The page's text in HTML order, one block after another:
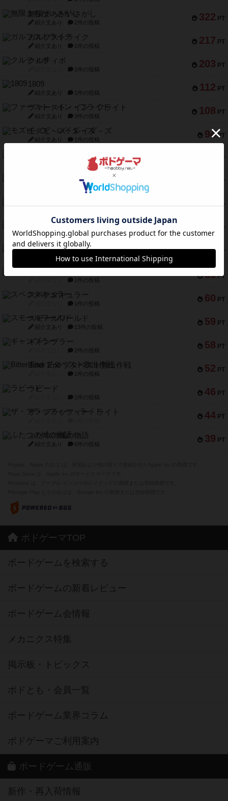
322 PT
無限まちがいさがし
紹介文あり 2件の投稿
217 PT
ガルフストライク
紹介文あり 1件の投稿
203 PT
クルティボ
1件の投稿
112 PT
1809
紹介文あり 1件の投稿
108 PT
ファースト・イン・フライト
紹介文あり 3件の投稿
94 PT
モズビ－ズ・レイダ－ズ
紹介文あり 1件の投稿
PT
2件の投稿
PT
2件の投稿
75 PT
PT
リスボン・トラム 28
紹介文あり 9件の投稿
73 PT
アマナイト
紹介文なし 1件の投稿
66 PT
1件の投稿
60 PT
スペクタキュラー
1件の投稿
59 PT
スモールワールド
紹介文あり 13件の投稿
58 PT
ギャンブラー
2件の投稿
52 PT
Bitter End ブタペスト救出作戦
1件の投稿
46 PT
ラピード
1件の投稿
44 PT
ザ・フラッフィー・ライト
39 PT
ふたつの城の物語
紹介文あり 6件の投稿
ボドゲーマTOP
ボードゲームを検索する
ボードゲームの新着レビュー
ボードゲーム会情報
メカニクス特集
掲示板・トピックス
ボドとも・会員一覧
ボードゲーム業界コラム
ボドゲーマご利用案内
ボードゲーム通販
新作・再入荷情報